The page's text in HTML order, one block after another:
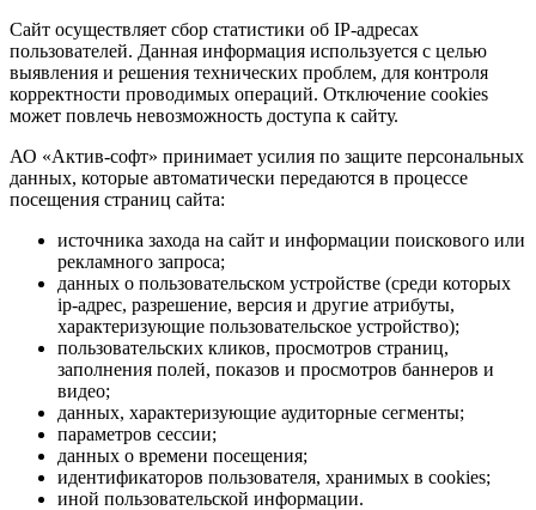
Сайт осуществляет сбор статистики об IP-адресах
пользователей. Данная информация используется с целью
выявления и решения технических проблем, для контроля
корректности проводимых операций. Отключение cookies
может повлечь невозможность доступа к сайту.
АО «Актив-софт» принимает усилия по защите персональных
данных, которые автоматически передаются в процессе
посещения страниц сайта:
источника захода на сайт и информации поискового или
рекламного запроса;
данных о пользовательском устройстве (среди которых
ip-адрес, разрешение, версия и другие атрибуты,
характеризующие пользовательское устройство);
пользовательских кликов, просмотров страниц,
заполнения полей, показов и просмотров баннеров и
видео;
данных, характеризующие аудиторные сегменты;
параметров сессии;
данных о времени посещения;
идентификаторов пользователя, хранимых в cookies;
иной пользовательской информации.